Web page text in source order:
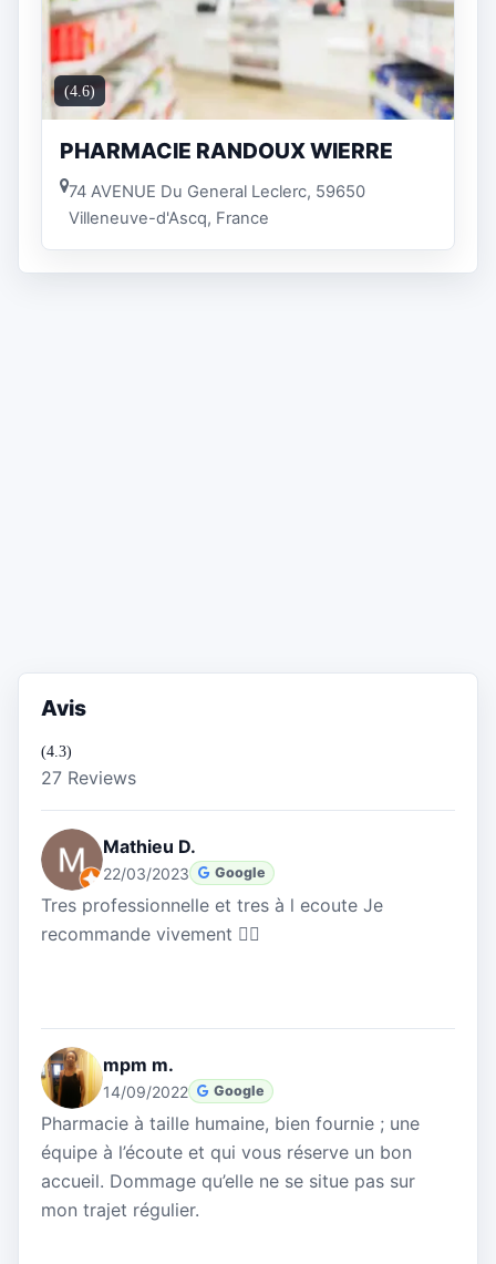
(4.6)
PHARMACIE RANDOUX WIERRE
74 AVENUE Du General Leclerc, 59650
Villeneuve-d'Ascq, France
Avis
(4.3)
27 Reviews
Mathieu D.
22/03/2023 Google
Tres professionnelle et tres à l ecoute Je
recommande vivement 👍🏼
mpm m.
14/09/2022 Google
Pharmacie à taille humaine, bien fournie ; une
équipe à l’écoute et qui vous réserve un bon
accueil. Dommage qu’elle ne se situe pas sur
mon trajet régulier.